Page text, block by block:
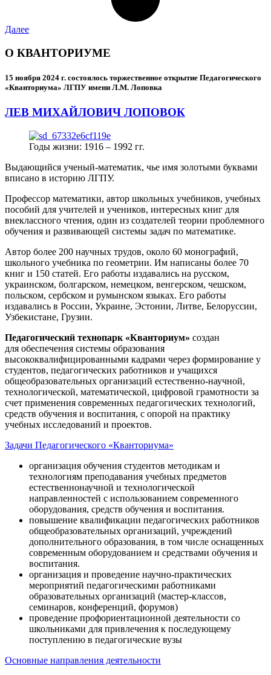
Далее
О КВАНТОРИУМЕ
15 ноября 2024 г. состоялось торжественное открытие Педагогического
«Кванториума» ЛГПУ имени Л.М. Лоповка
ЛЕВ МИХАЙЛОВИЧ ЛОПОВОК
Годы жизни: 1916 – 1992 гг.
Выдающийся ученый-математик, чье имя золотыми буквами
вписано в историю ЛГПУ.
Профессор математики, автор школьных учебников, учебных
пособий для учителей и учеников, интересных книг для
внеклассного чтения, один из создателей теории проблемного
обучения и развивающей системы задач по математике.
Автор более 200 научных трудов, около 60 монографий,
школьного учебника по геометрии. Им написаны более 70
книг и 150 статей. Его работы издавались на русском,
украинском, болгарском, немецком, венгерском, чешском,
польском, сербском и румынском языках. Его работы
издавались в России, Украине, Эстонии, Литве, Белоруссии,
Узбекистане, Грузии.
Педагогический технопарк «Кванториум» создан
для обеспечения системы образования
высококвалифицированными кадрами через формирование у
студентов, педагогических работников и учащихся
общеобразовательных организаций естественно-научной,
технологической, математической, цифровой грамотности за
счет применения современных педагогических технологий,
средств обучения и воспитания, с опорой на практику
учебных исследований и проектов.
Задачи Педагогического «Кванториума»
организация обучения студентов методикам и
технологиям преподавания учебных предметов
естественнонаучной и технологической
направленностей с использованием современного
оборудования, средств обучения и воспитания.
повышение квалификации педагогических работников
общеобразовательных организаций, учреждений
дополнительного образования, в том числе оснащенных
современным оборудованием и средствами обучения и
воспитания.
организация и проведение научно-практических
мероприятий педагогическими работниками
образовательных организаций (мастер-классов,
семинаров, конференций, форумов)
проведение профориентационной деятельности со
школьниками для привлечения к последующему
поступлению в педагогические вузы
Основные направления деятельности